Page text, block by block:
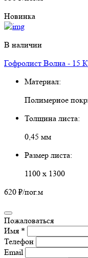
Новинка
В наличии
Гофролист Волна - 15
Материал:
Полимерное
Толщина листа:
0,45 мм
Размер листа:
1100 х 1300
620 ₽/пог.м
Пожаловаться
Имя *
Телефон
Email